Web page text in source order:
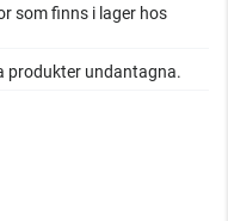
som finns i lager hos
produkter undantagna.